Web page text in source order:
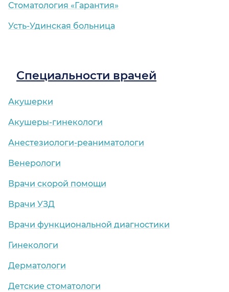
Стоматология «Гарантия»
Усть-Удинская больница
Специальности врачей
Акушерки
Акушеры-гинекологи
Анестезиологи-реаниматологи
Венерологи
Врачи скорой помощи
Врачи УЗД
Врачи функциональной диагностики
Гинекологи
Дерматологи
Детские стоматологи